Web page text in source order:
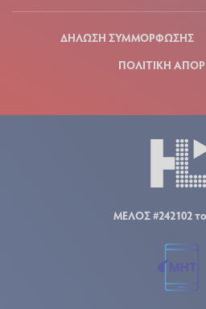
ΔΗΛΩΣΗ ΣΥΜΜΟΡΦΩΣΗΣ
ΠΟΛΙΤΙΚΗ
ΜΕΛΟΣ #242102